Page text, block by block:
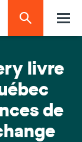
livre
de